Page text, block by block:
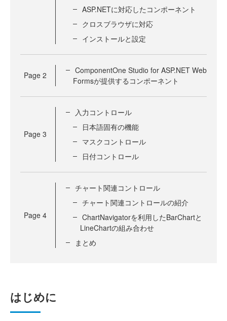
ASP.NETに対応したコンポーネント
クロスブラウザに対応
インストールと設定
Page 2
ComponentOne Studio for ASP.NET Web
Formsが提供するコンポーネント
Page 3
入力コントロール
日本語固有の機能
マスクコントロール
日付コントロール
Page 4
チャート関連コントロール
チャート関連コントロールの紹介
ChartNavigatorを利用したBarChartと
LineChartの組み合わせ
まとめ
はじめに